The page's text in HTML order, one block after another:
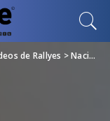
de Rallyes >Nacional